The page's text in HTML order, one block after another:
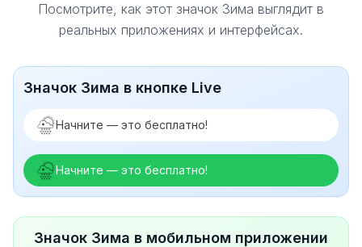
Посмотрите, как этот значок Зима выглядит в
реальных приложениях и интерфейсах.
Значок Зима в кнопке Live
Начните — это бесплатно!
Начните — это бесплатно!
Значок Зима в мобильном приложении